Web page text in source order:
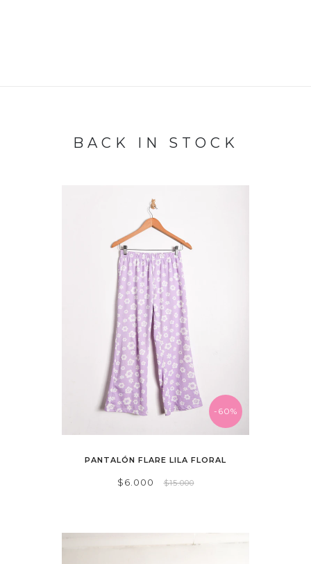
BACK IN STOCK
-60%
PANTALÓN FLARE LILA FLORAL
$6.000 $15.000